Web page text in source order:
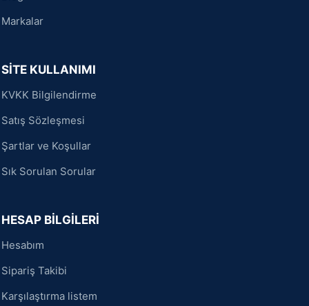
Markalar
SİTE KULLANIMI
KVKK Bilgilendirme
Satış Sözleşmesi
Şartlar ve Koşullar
Sık Sorulan Sorular
HESAP BİLGİLERİ
Hesabım
Sipariş Takibi
Karşılaştırma listem